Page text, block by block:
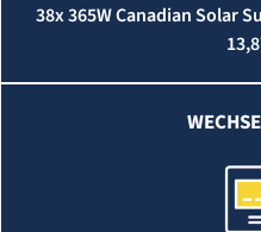
38x 365W Canadian Solar